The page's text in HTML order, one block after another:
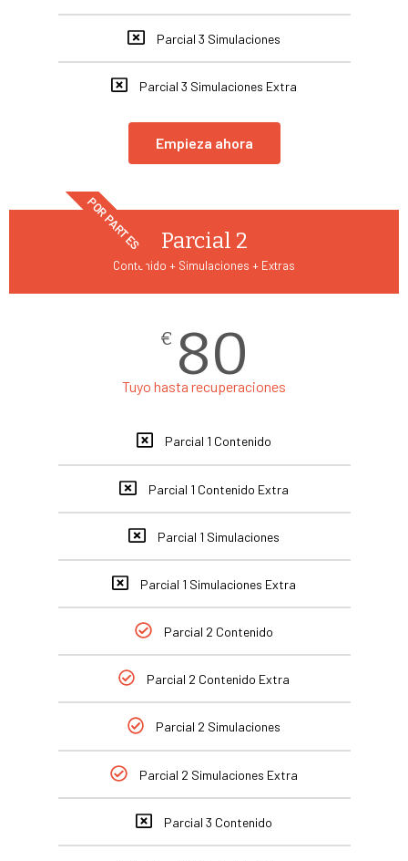
Parcial 3 Simulaciones
Parcial 3 Simulaciones Extra
Empieza ahora
POR PARTES Parcial 2
Contenido + Simulaciones + Extras
€ 80
Tuyo hasta recuperaciones
Parcial 1 Contenido
Parcial 1 Contenido Extra
Parcial 1 Simulaciones
Parcial 1 Simulaciones Extra
Parcial 2 Contenido
Parcial 2 Contenido Extra
Parcial 2 Simulaciones
Parcial 2 Simulaciones Extra
Parcial 3 Contenido